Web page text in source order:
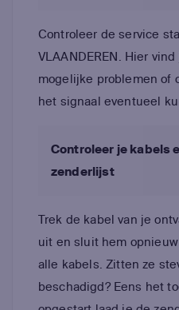
Controleer de service
VLAANDEREN. Hier
mogelijke problemen of
het signaal eventueel
Controleer je kabels
zenderlijst
Trek de kabel van je
uit en sluit hem
alle kabels. Zitten ze
beschadigd? Eens het